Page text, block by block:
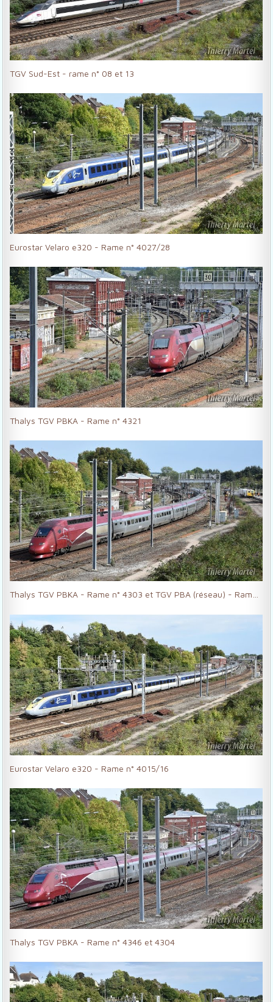
TGV Sud-Est - rame n° 08 et 13
Eurostar Velaro e320 - Rame n° 4027/28
Thalys TGV PBKA - Rame n° 4321
Thalys TGV PBKA - Rame n° 4303 et TGV PBA (réseau) - Rame n° 4540
Eurostar Velaro e320 - Rame n° 4015/16
Thalys TGV PBKA - Rame n° 4346 et 4304